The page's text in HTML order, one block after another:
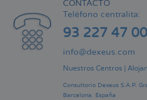
CONTACTO
Teléfono centralita:
93 227 47 00
info@dexeus.com
Nuestros Centros
Consultorio Dexeus S.A.P.
Barcelona. España